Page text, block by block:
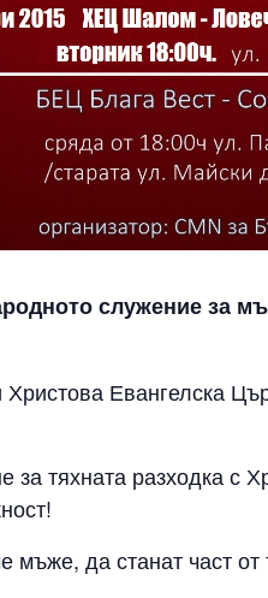
служение за
Евангелска
тяхната разходка с
да станат част